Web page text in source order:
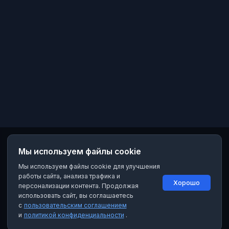
Мы используем файлы cookie
Мы используем файлы cookie для улучшения
работы сайта, анализа трафика и
персонализации контента. Продолжая
использовать сайт, вы соглашаетесь
с пользовательским соглашением
и политикой конфиденциальности .
Хорошо